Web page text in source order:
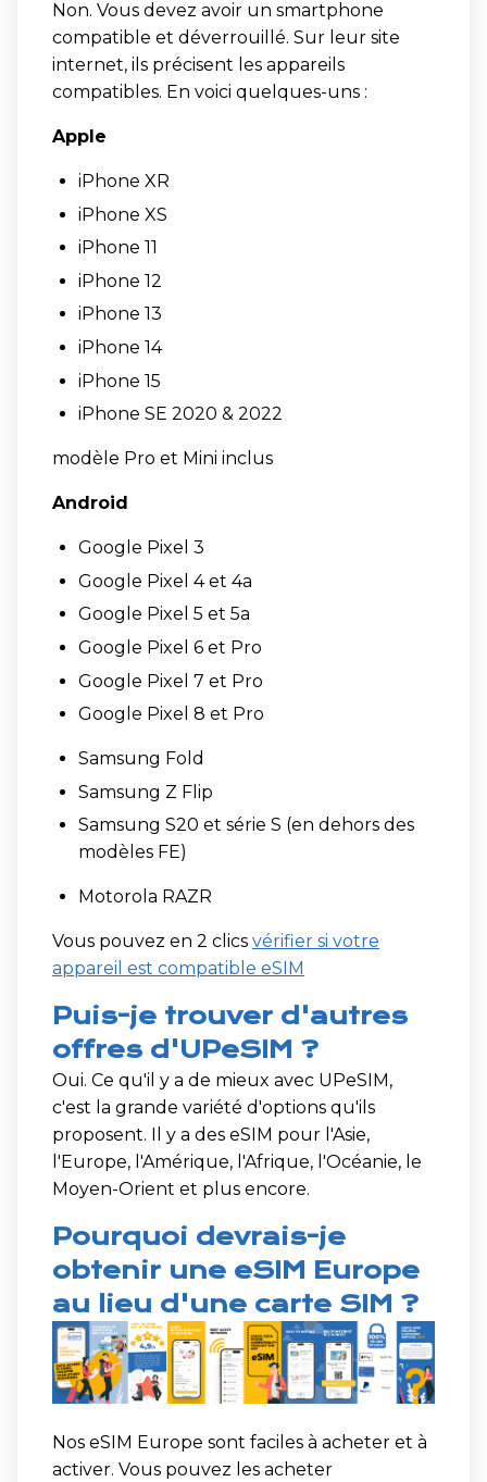
Non. Vous devez avoir un smartphone
compatible et déverrouillé. Sur leur site
internet, ils précisent les appareils
compatibles. En voici quelques-uns :
Apple
iPhone XR
iPhone XS
iPhone 11
iPhone 12
iPhone 13
iPhone 14
iPhone 15
iPhone SE 2020 & 2022
modèle Pro et Mini inclus
Android
Google Pixel 3
Google Pixel 4 et 4a
Google Pixel 5 et 5a
Google Pixel 6 et Pro
Google Pixel 7 et Pro
Google Pixel 8 et Pro
Samsung Fold
Samsung Z Flip
Samsung S20 et série S (en dehors des
modèles FE)
Motorola RAZR
Vous pouvez en 2 clics vérifier si votre
appareil est compatible eSIM
Puis-je trouver d'autres
offres d'UPeSIM ?
Oui. Ce qu'il y a de mieux avec UPeSIM,
c'est la grande variété d'options qu'ils
proposent. Il y a des eSIM pour l'Asie,
l'Europe, l'Amérique, l'Afrique, l'Océanie, le
Moyen-Orient et plus encore.
Pourquoi devrais-je
obtenir une eSIM Europe
au lieu d'une carte SIM ?
Nos eSIM Europe sont faciles à acheter et à
activer. Vous pouvez les acheter